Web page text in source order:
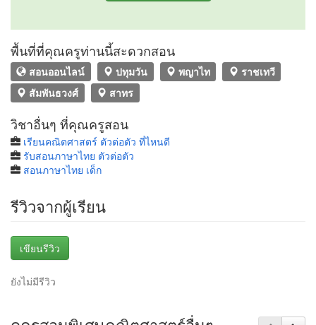
พื้นที่ที่คุณครูท่านนี้สะดวกสอน
สอนออนไลน์ ปทุมวัน พญาไท
ราชเทวี
สัมพันธวงศ์
สาทร
วิชาอื่นๆ ที่คุณครูสอน
เรียนคณิตศาสตร์ ตัวต่อตัว ที่ไหนดี
รับสอนภาษาไทย ตัวต่อตัว
สอนภาษาไทย เด็ก
รีวิวจากผู้เรียน
เขียนรีวิว
ยังไม่มีรีวิว